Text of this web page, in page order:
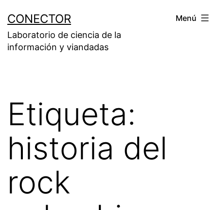
contenido
CONECTOR
Laboratorio de ciencia de la
información y viandadas
Menú
Etiqueta:
historia del
rock